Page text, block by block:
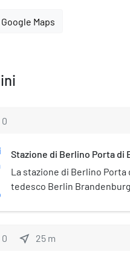
Maps
0
Stazione di Berlino Porta di
La stazione di Berlino Porta
tedesco Berlin
sotterranea della città di
servita esclusivamente dai
0 near_me 25 m